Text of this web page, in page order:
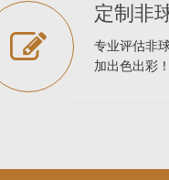
定制非
专业评估非
加出色出彩！